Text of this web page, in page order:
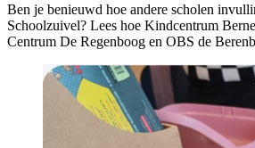
Ben je benieuwd hoe andere scholen
Schoolzuivel? Lees hoe Kindcentrum
Centrum De Regenboog en OBS de